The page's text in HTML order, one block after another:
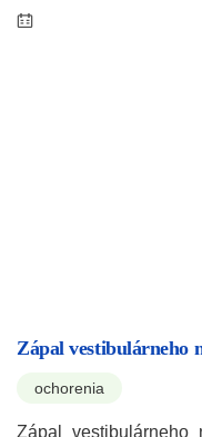
Zápal vestibulárneho
ochorenia
Zápal vestibulárneho